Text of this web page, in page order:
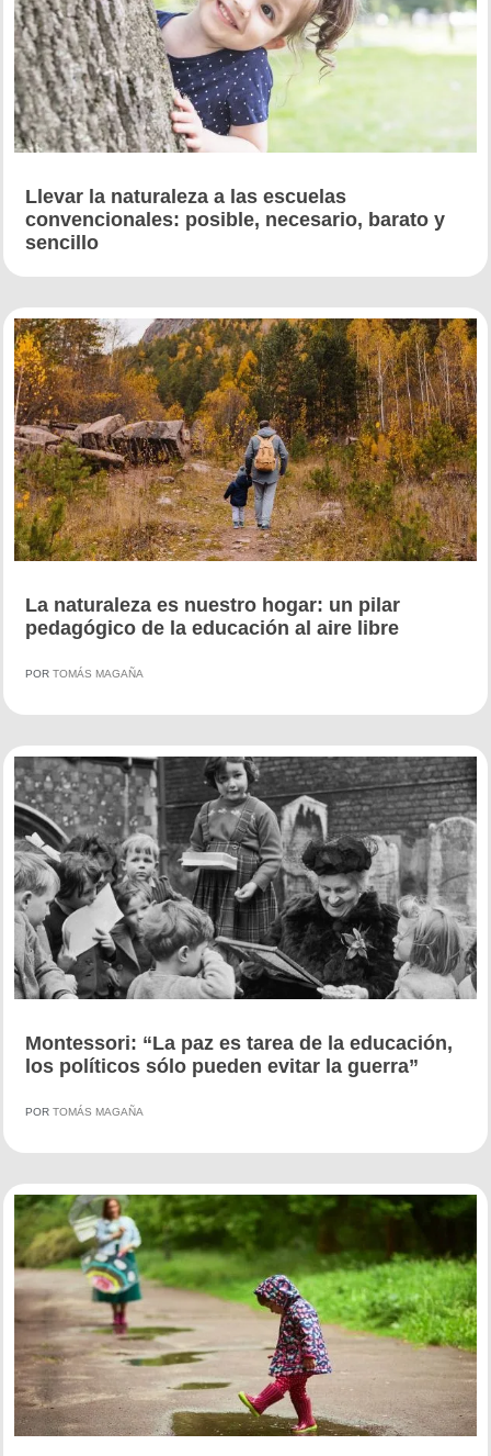
Llevar la naturaleza a las escuelas
convencionales: posible, necesario, barato y
sencillo
La naturaleza es nuestro hogar: un pilar
pedagógico de la educación al aire libre
POR TOMÁS MAGAÑA
Montessori: “La paz es tarea de la educación,
los políticos sólo pueden evitar la guerra”
POR TOMÁS MAGAÑA